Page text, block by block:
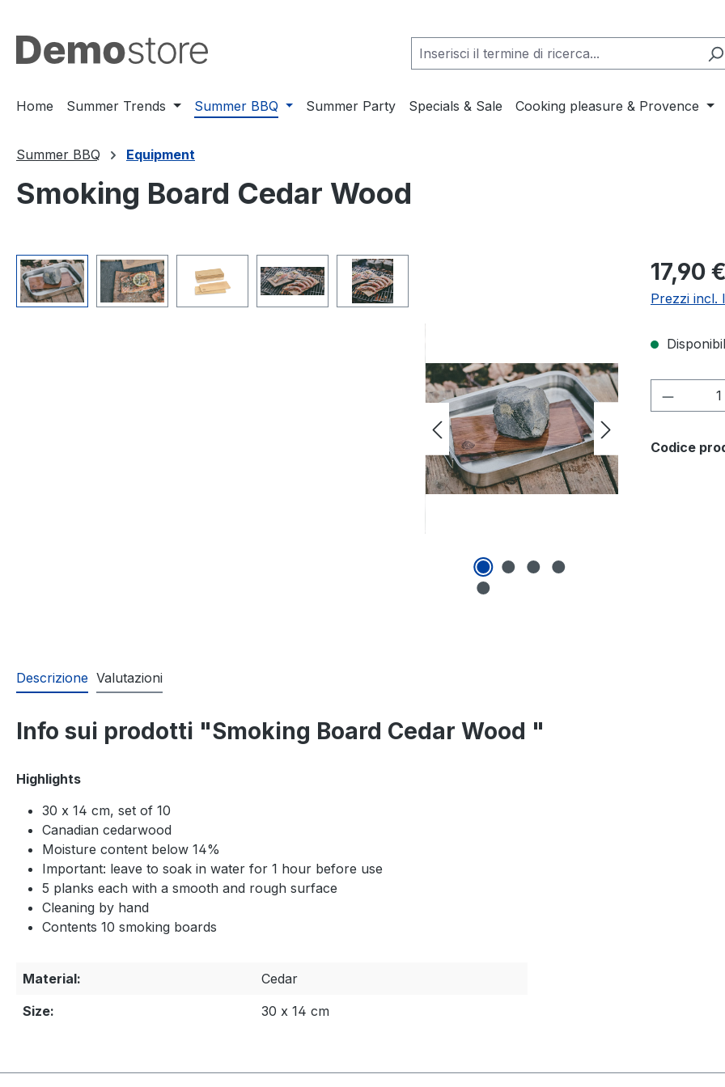
Home Summer Trends Summer BBQ Summer Party Specials & Sale Cooking pleasure & Provence
Summer BBQ Equipment
Smoking Board Cedar Wood
Prezzo
17,90 €
Prezzi incl.
Codice
Descrizione Valutazioni
Info sui prodotti "Smoking Board Cedar Wood "
Highlights
30 x 14 cm, set of 10
Canadian cedarwood
Moisture content below 14%
Important: leave to soak in water for 1 hour before use
5 planks each with a smooth and rough surface
Cleaning by hand
Contents 10 smoking boards
Material:
Cedar
Size:
30 x 14 cm